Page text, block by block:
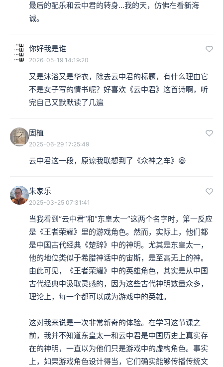
最后的配乐和云中君的转身...我的天，仿佛在看新海
诚。
你好我是谁
2026-05-19 14:19:20
又是沐浴又是华衣，除去云中君的标题，有什么理由它
不是女子写的情书呢？好喜欢《云中君》这首诗啊，听
完自己又默默读了几遍
固植
2025-06-29 17:25:49
云中君这一段，原谅我联想到了《众神之车》😆
朱家乐
2025-03-25 07:31:41
当我看到“云中君”和“东皇太一”这两个名字时，第一反应
是《王者荣耀》里的游戏角色。然而，实际上，他们都
是中国古代经典《楚辞》中的神明。尤其是东皇太一，
他的地位类似于希腊神话中的宙斯，是至高无上的神。
由此可见，《王者荣耀》中的英雄角色，其实是从中国
古代经典中汲取灵感的，因为这些古代神明数量众多，
理论上，每一个都可以成为游戏中的英雄。
这对我来说是一次非常新奇的体验。在学习这节课之
前，我并不知道东皇太一和云中君是中国历史上真实存
在的神明，一直以为他们只是游戏中的虚构角色。事实
上，如果游戏角色设计得当，它们确实能够传播传统文